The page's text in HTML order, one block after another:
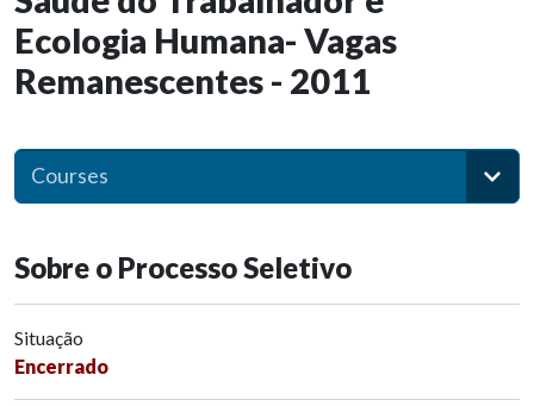
Ecologia Humana- Vagas
Remanescentes - 2011
Courses
Sobre o Processo Seletivo
Situação
Encerrado